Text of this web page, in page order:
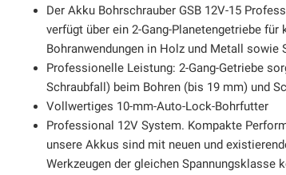
Der Akku Bohrschrauber GSB 12V-15
verfügt über ein 2-Gang-Planetengetriebe für
Bohranwendungen in Holz und Metall sowie
Professionelle Leistung: 2-Gang-Getriebe
Schraubfall) beim Bohren (bis 19 mm) und
Vollwertiges 10-mm-Auto-Lock-Bohrfutter
Professional 12V System. Kompakte
unsere Akkus sind mit neuen und
Werkzeugen der gleichen Spannungsklasse